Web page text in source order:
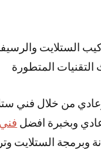
والرسيفر
المتطورة
من خلال فني
وبخبرة افضل
وبرمجة الستلايت